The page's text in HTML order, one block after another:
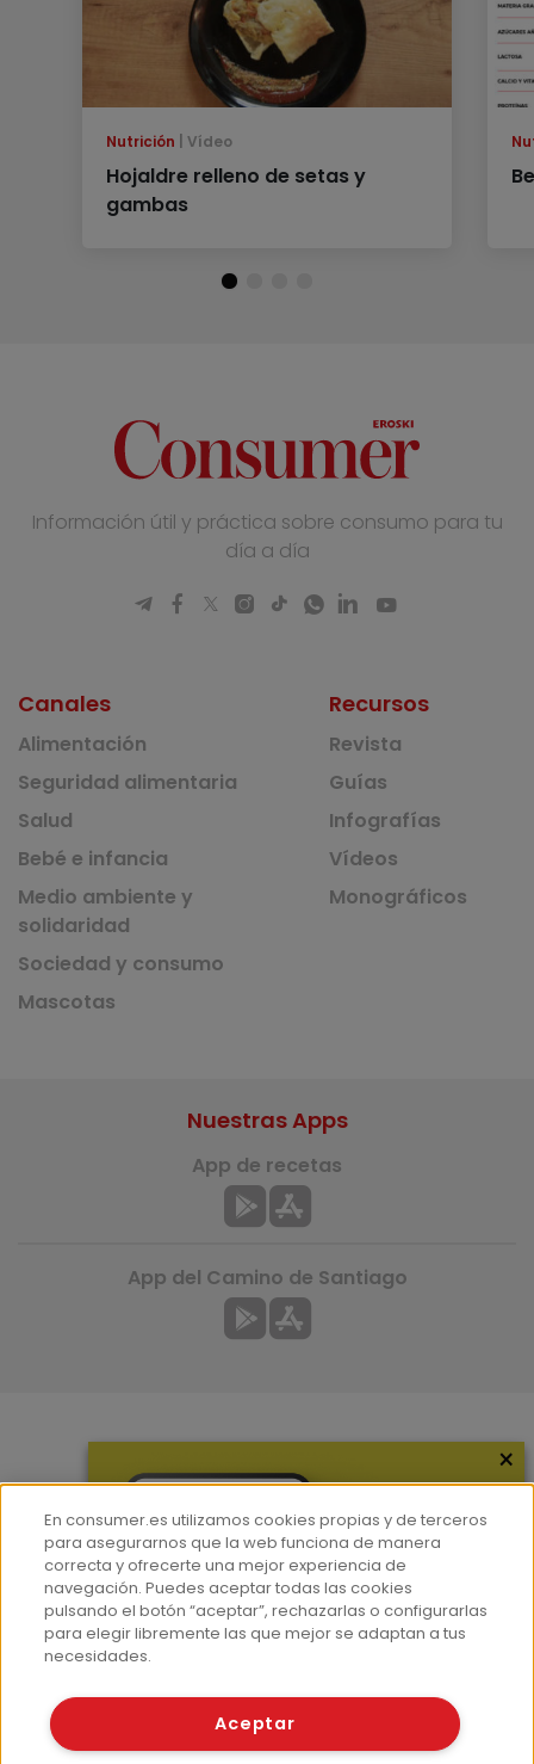
Nutrición Vídeo
Hojaldre relleno de setas y
gambas
Información útil y práctica sobre consumo para tu
día a día
Canales
Alimentación
Seguridad alimentaria
Salud
Bebé e infancia
Medio ambiente y
solidaridad
Sociedad y consumo
Mascotas
Recursos
Revista
Guías
Infografías
Vídeos
Monográficos
Hemeroteca
Contacto
Prensa
Corpus Lingüístico Consumer
Nuestras Apps
App de recetas
App del Camino de Santiago
© Fundación EROSKI
×
En consumer.es utilizamos cookies propias y de terceros
para asegurarnos que la web funciona de manera
correcta y ofrecerte una mejor experiencia de
navegación. Puedes aceptar todas las cookies
pulsando el botón “aceptar”, rechazarlas o configurarlas
para elegir libremente las que mejor se adaptan a tus
necesidades.
Aceptar